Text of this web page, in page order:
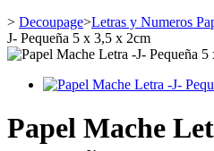
> Decoupage>Letras y Numeros
J- Pequeña 5 x 3,5 x 2cm
Papel Mache